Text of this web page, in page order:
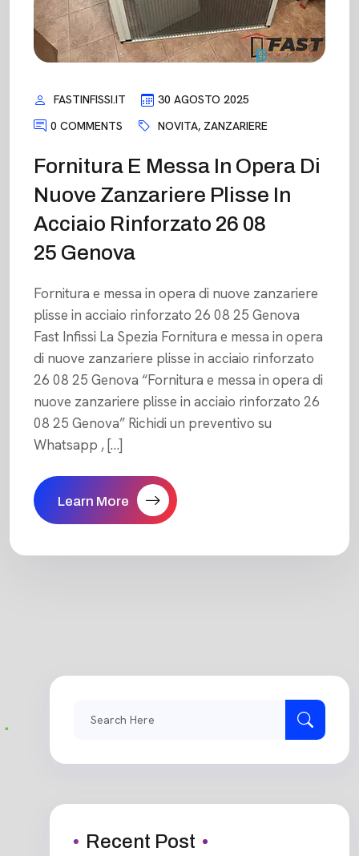
FASTINFISSI.IT
30 AGOSTO 2025
0 COMMENTS
NOVITA, ZANZARIERE
Fornitura E Messa In Opera Di
Nuove Zanzariere Plisse In
Acciaio Rinforzato 26 08
25 Genova
Fornitura e messa in opera di nuove zanzariere
plisse in acciaio rinforzato 26 08 25 Genova
Fast Infissi La Spezia Fornitura e messa in opera
di nuove zanzariere plisse in acciaio rinforzato
26 08 25 Genova “Fornitura e messa in opera di
nuove zanzariere plisse in acciaio rinforzato 26
08 25 Genova” Richidi un preventivo su
Whatsapp , […]
Learn More
Recent Post